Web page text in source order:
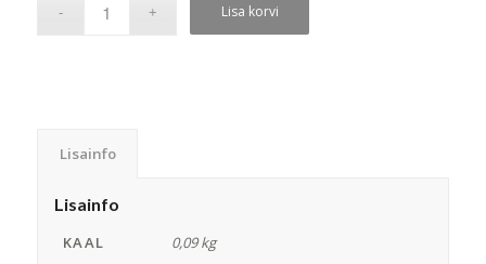
Lisa korvi
Lisainfo
Lisainfo
KAAL 0,09 kg